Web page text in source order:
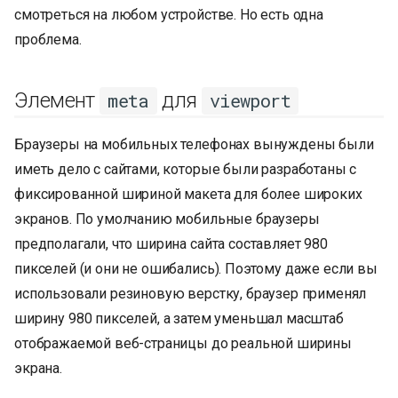
смотреться на любом устройстве. Но есть одна
проблема.
Элемент meta для viewport
Браузеры на мобильных телефонах вынуждены были
иметь дело с сайтами, которые были разработаны с
фиксированной шириной макета для более широких
экранов. По умолчанию мобильные браузеры
предполагали, что ширина сайта составляет 980
пикселей (и они не ошибались). Поэтому даже если вы
использовали резиновую верстку, браузер применял
ширину 980 пикселей, а затем уменьшал масштаб
отображаемой веб-страницы до реальной ширины
экрана.